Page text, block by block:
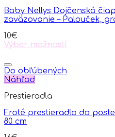
Baby Nellys Dojčenská
zaväzovanie – Palouček,
10€
Výber možností
product
has
multiple
The
may
be
Do obľúbených
Náhľad
Prestieradla
Froté prestieradlo do
80 cm